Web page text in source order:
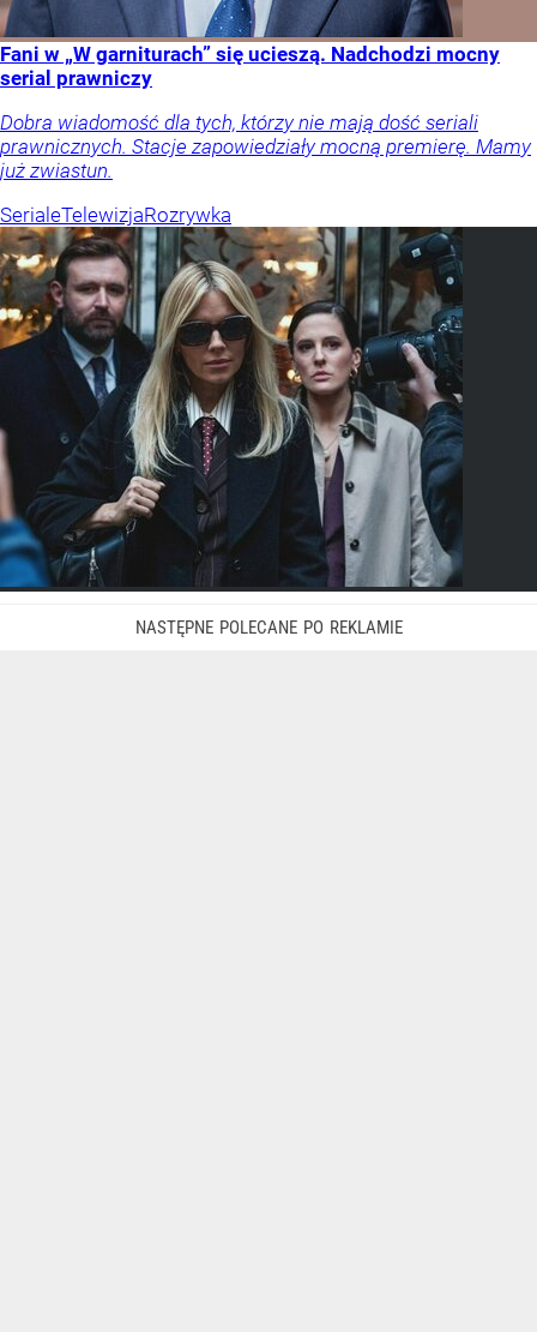
Fani w „W garniturach” się ucieszą. Nadchodzi mocny
serial prawniczy
Dobra wiadomość dla tych, którzy nie mają dość seriali
prawnicznych. Stacje zapowiedziały mocną premierę. Mamy
już zwiastun.
SerialeTelewizjaRozrywka